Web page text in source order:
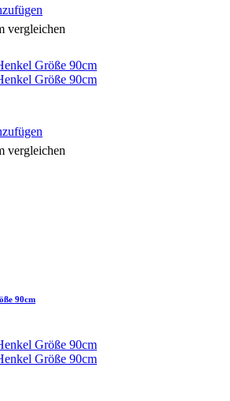
vergleichen
vergleichen
90cm